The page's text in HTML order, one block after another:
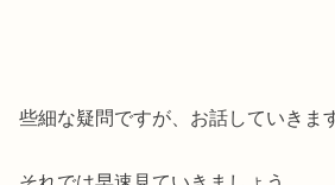
些細な疑問ですが、お話していきま